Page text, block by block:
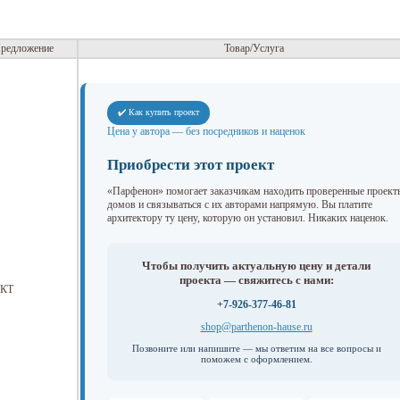
Товар/Услуга
✔️ Как купить проект
Цена у автора — без посредников и наценок
Приобрести этот проект
«Парфенон» помогает заказчикам находить проверенные
домов и связываться с их авторами напрямую. Вы платите
архитектору ту цену, которую он установил. Никаких наценок.
Чтобы получить актуальную цену и детали
проекта — свяжитесь с нами:
+7-926-377-46-81
shop@parthenon-hause.ru
Позвоните или напишите — мы ответим на все вопросы и
поможем с оформлением.